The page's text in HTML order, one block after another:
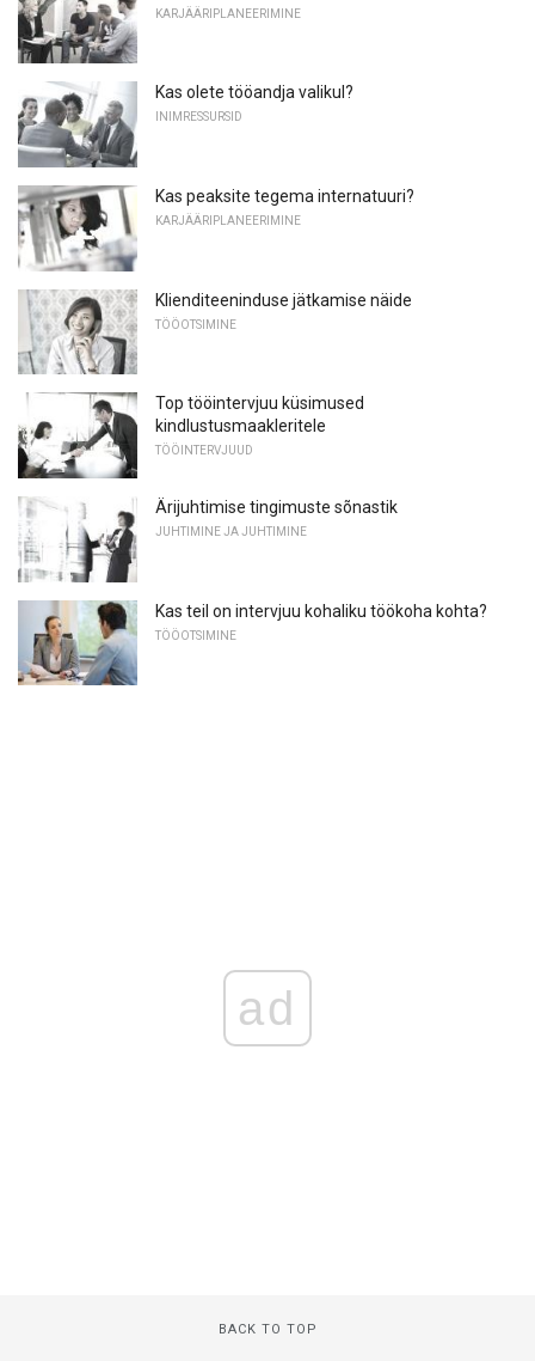
KARJÄÄRIPLANEERIMINE
Kas olete tööandja valikul?
INIMRESSURSID
Kas peaksite tegema internatuuri?
KARJÄÄRIPLANEERIMINE
Klienditeeninduse jätkamise näide
TÖÖOTSIMINE
Top tööintervjuu küsimused
kindlustusmaakleritele
TÖÖINTERVJUUD
Ärijuhtimise tingimuste sõnastik
JUHTIMINE JA JUHTIMINE
Kas teil on intervjuu kohaliku töökoha kohta?
TÖÖOTSIMINE
ad
BACK TO TOP